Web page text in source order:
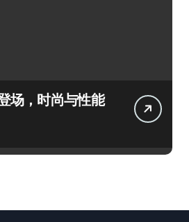
场，时尚与性能